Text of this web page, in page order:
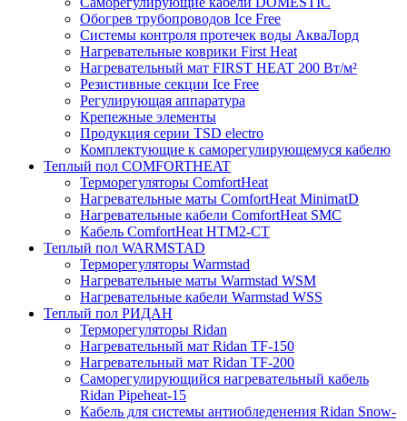
Обогрев трубопроводов Ice Free
Системы контроля протечек воды АкваЛорд
Нагревательные коврики First Heat
Нагревательный мат FIRST HEAT 200 Вт/м²
Резистивные секции Ice Free
Регулирующая аппаратура
Крепежные элементы
Продукция серии TSD electro
Комплектующие к саморегулирующемуся кабелю
Теплый пол COMFORTHEAT
Терморегуляторы ComfortHeat
Нагревательные маты ComfortHeat MinimatD
Нагревательные кабели ComfortHeat SMC
Кабель ComfortHeat HTM2-CT
Теплый пол WARMSTAD
Терморегуляторы Warmstad
Нагревательные маты Warmstad WSM
Нагревательные кабели Warmstad WSS
Теплый пол РИДАН
Терморегуляторы Ridan
Нагревательный мат Ridan TF-150
Нагревательный мат Ridan TF-200
Саморегулирующийся нагревательный кабель
Ridan Pipeheat-15
Кабель для системы антиобледенения Ridan Snow-